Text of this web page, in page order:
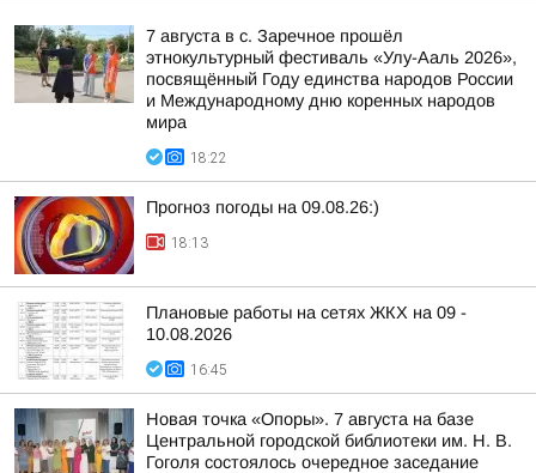
7 августа в с. Заречное прошёл
этнокультурный фестиваль «Улу-Ааль 2026»,
посвящённый Году единства народов России
и Международному дню коренных народов
мира
18:22
Прогноз погоды на 09.08.26:)
18:13
Плановые работы на сетях ЖКХ на 09 -
10.08.2026
16:45
Новая точка «Опоры». 7 августа на базе
Центральной городской библиотеки им. Н. В.
Гоголя состоялось очередное заседание